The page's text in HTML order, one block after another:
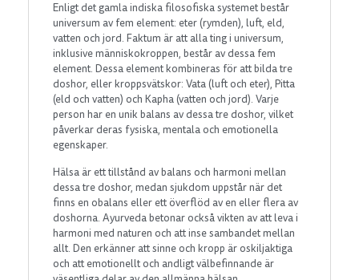
Enligt det gamla indiska filosofiska systemet består
universum av fem element: eter (rymden), luft, eld,
vatten och jord. Faktum är att alla ting i universum,
inklusive människokroppen, består av dessa fem
element. Dessa element kombineras för att bilda tre
doshor, eller kroppsvätskor: Vata (luft och eter), Pitta
(eld och vatten) och Kapha (vatten och jord). Varje
person har en unik balans av dessa tre doshor, vilket
påverkar deras fysiska, mentala och emotionella
egenskaper.
Hälsa är ett tillstånd av balans och harmoni mellan
dessa tre doshor, medan sjukdom uppstår när det
finns en obalans eller ett överflöd av en eller flera av
doshorna. Ayurveda betonar också vikten av att leva i
harmoni med naturen och att inse sambandet mellan
allt. Den erkänner att sinne och kropp är oskiljaktiga
och att emotionellt och andligt välbefinnande är